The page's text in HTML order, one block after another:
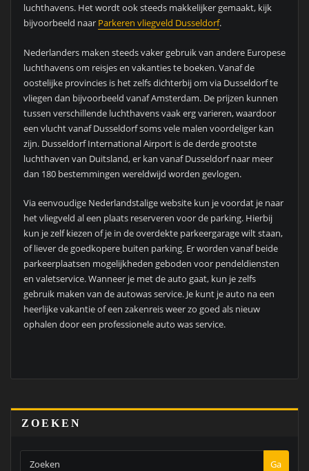
luchthavens. Het wordt ook steeds makkelijker gemaakt, kijk
bijvoorbeeld naar Parkeren vliegveld Dusseldorf.
Nederlanders maken steeds vaker gebruik van andere Europese
luchthavens om reisjes en vakanties te boeken. Vanaf de
oostelijke provincies is het zelfs dichterbij om via Dusseldorf te
vliegen dan bijvoorbeeld vanaf Amsterdam. De prijzen kunnen
tussen verschillende luchthavens vaak erg varieren, waardoor
een vlucht vanaf Dusseldorf soms vele malen voordeliger kan
zijn. Dusseldorf International Airport is de derde grootste
luchthaven van Duitsland, er kan vanaf Dusseldorf naar meer
dan 180 bestemmingen wereldwijd worden gevlogen.
Via eenvoudige Nederlandstalige website kun je voordat je naar
het vliegveld al een plaats reserveren voor de parking. Hierbij
kun je zelf kiezen of je in de overdekte parkeergarage wilt staan,
of liever de goedkopere buiten parking. Er worden vanaf beide
parkeerplaatsen mogelijkheden geboden voor pendeldiensten
en valetservice. Wanneer je met de auto gaat, kun je zelfs
gebruik maken van de autowas service. Je kunt je auto na een
heerlijke vakantie of een zakenreis weer zo goed als nieuw
ophalen door een professionele auto was service.
ZOEKEN
Ga